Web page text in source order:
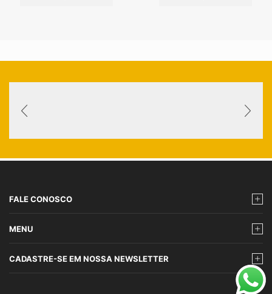
FALE CONOSCO
MENU
CADASTRE-SE EM NOSSA NEWSLETTER